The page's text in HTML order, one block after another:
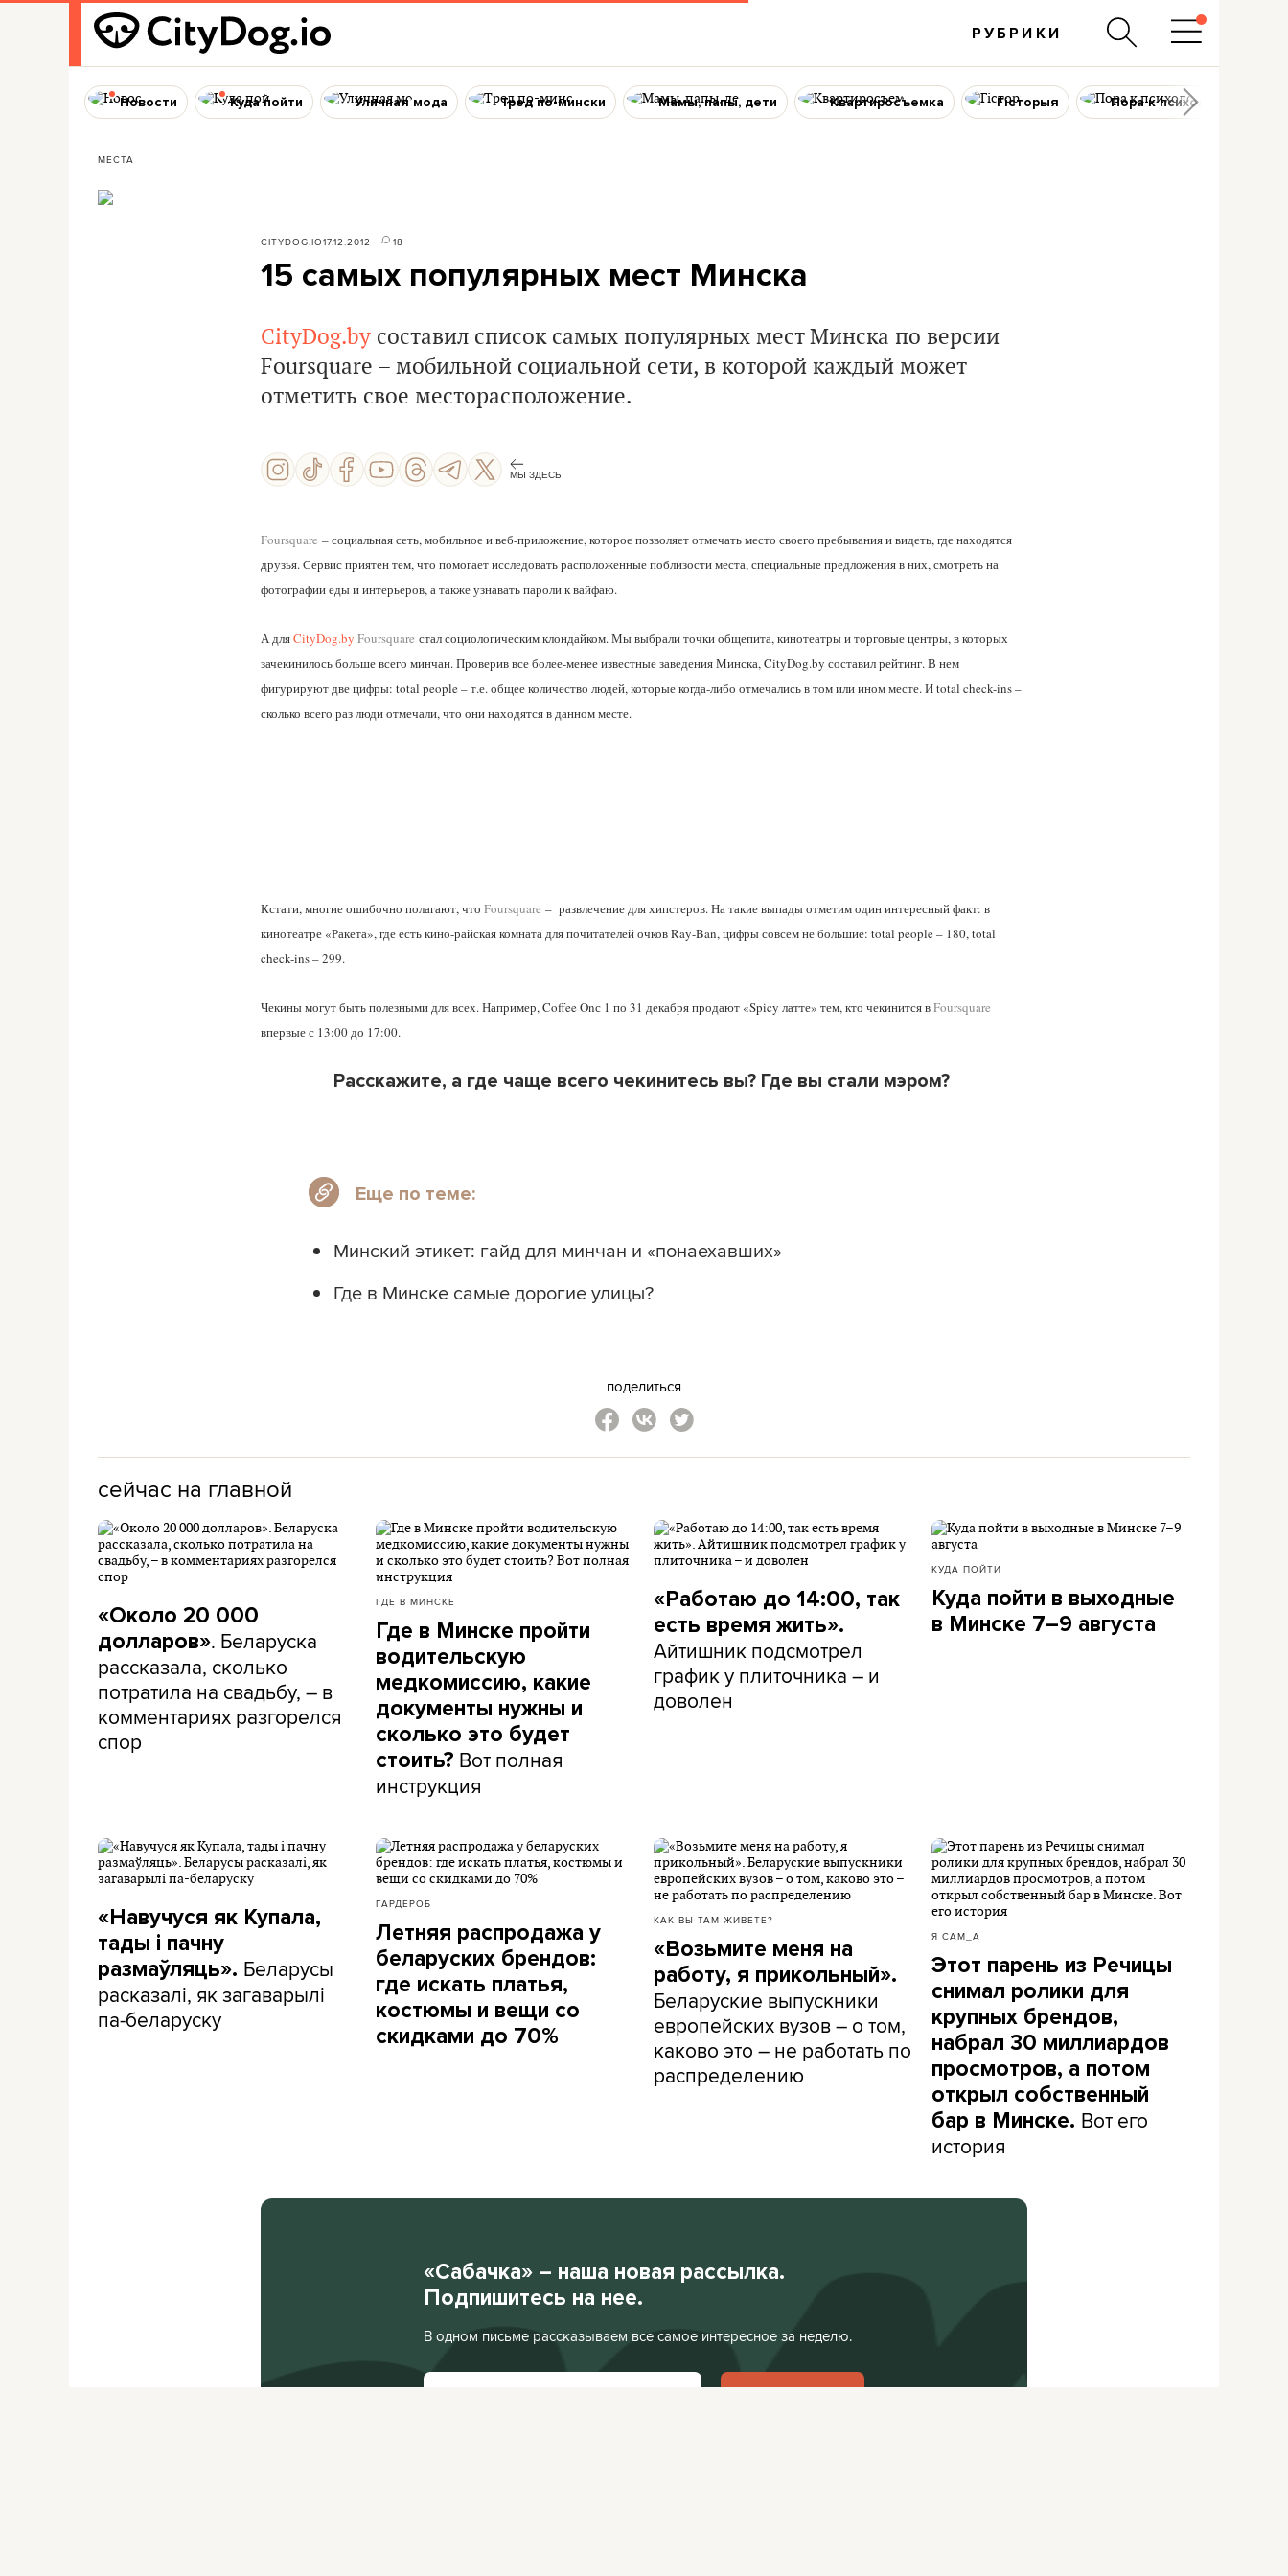
РУБРИКИ
Новости Куда пойти Уличная мода Тред по-мински Мамы, папы, дети Квартиросъемка Гісторыя Пора к психологу
МЕСТА
CITYDOG.IO17.12.2012 18
15 самых популярных мест Минска
CityDog.by составил список самых популярных мест Минска по версии
Foursquare – мобильной социальной сети, в которой каждый может
отметить свое месторасположение.
МЫ ЗДЕСЬ
Foursquare – социальная сеть, мобильное и веб-приложение, которое позволяет отмечать место своего пребывания и видеть, где находятся
друзья. Сервис приятен тем, что помогает исследовать расположенные поблизости места, специальные предложения в них, смотреть на
фотографии еды и интерьеров, а также узнавать пароли к вайфаю.
А дляCityDog.by Foursquare стал социологическим клондайком. Мы выбрали точки общепита, кинотеатры и торговые центры, в которых
зачекинилось больше всего минчан. Проверив все более-менее известные заведения Минска, CityDog.by составил рейтинг. В нем
фигурируют две цифры: total people – т.е. общее количество людей, которые когда-либо отмечались в том или ином месте. И total check-ins –
сколько всего раз люди отмечали, что они находятся в данном месте.
Кстати, многие ошибочно полагают, что Foursquare – развлечение для хипстеров. На такие выпады отметим один интересный факт: в
кинотеатре «Ракета», где есть кино-райская комната для почитателей очков Ray-Ban, цифры совсем не большие: total people – 180, total
check-ins – 299.
Чекины могут быть полезными для всех. Например, Coffee Onс 1 по 31 декабря продают «Spicy латте» тем, кто чекинится вFoursquare
впервые с 13:00 до 17:00.
Расскажите, а где чаще всего чекинитесь вы? Где вы стали мэром?
Еще по теме:
Минский этикет: гайд для минчан и «понаехавших»
Где в Минске самые дорогие улицы?
поделиться
сейчас на главной
«Около 20 000
долларов». Беларуска
рассказала, сколько
потратила на свадьбу, – в
комментариях разгорелся
спор
ГДЕ В МИНСКЕ
Где в Минске пройти
водительскую
медкомиссию, какие
документы нужны и
сколько это будет
стоить? Вот полная
инструкция
«Работаю до 14:00, так
есть время жить».
Айтишник подсмотрел
график у плиточника – и
доволен
КУДА ПОЙТИ
Куда пойти в выходные
в Минске 7–9 августа
«Навучуся як Купала,
тады і пачну
размаўляць». Беларусы
расказалі, як загаварылі
па-беларуску
ГАРДЕРОБ
Летняя распродажа у
беларуских брендов:
где искать платья,
костюмы и вещи со
скидками до 70%
КАК ВЫ ТАМ ЖИВЕТЕ?
«Возьмите меня на
работу, я прикольный».
Беларуские выпускники
европейских вузов – о том,
каково это – не работать по
распределению
Я САМ_А
Этот парень из Речицы
снимал ролики для
крупных брендов,
набрал 30 миллиардов
просмотров, а потом
открыл собственный
бар в Минске. Вот его
история
«Сабачка» – наша новая рассылка.
Подпишитесь на нее.
В одном письме рассказываем все самое интересное за неделю.
Подписаться